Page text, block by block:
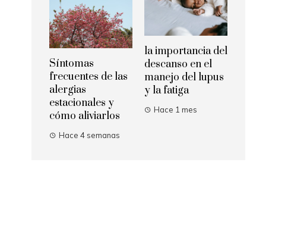
Síntomas
frecuentes de las
alergias
estacionales y
cómo aliviarlos
Hace 4 semanas
la importancia del
descanso en el
manejo del lupus
y la fatiga
Hace 1 mes